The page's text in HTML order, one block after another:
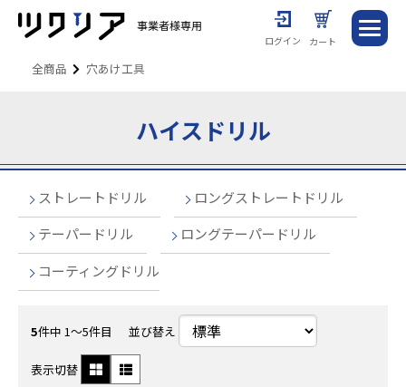
ログイン カート
全商品 穴あけ工具
ハイスドリル
ストレートドリル
ロングストレートドリル
テーパードリル
ロングテーパードリル
コーティングドリル
5件中 1〜5件目 並び替え
表示切替